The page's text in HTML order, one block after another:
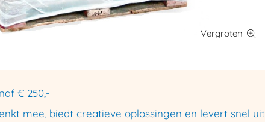
€ 250,-
mee, biedt creatieve oplossingen en levert snel uit